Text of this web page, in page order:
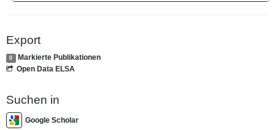
Export
0
Markierte Publikationen
Open Data ELSA
Suchen in
Google Scholar